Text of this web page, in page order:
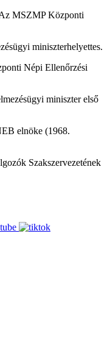
MSZMP Központi
miniszterhelyettes.
Népi Ellenőrzési
miniszter első
elnöke (1968.
Szakszervezetének